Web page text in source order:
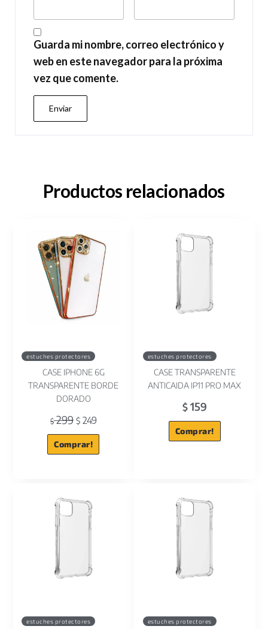
Guarda mi nombre, correo electrónico y
web en este navegador para la próxima
vez que comente.
Productos relacionados
estuches protectores
CASE IPHONE 6G
TRANSPARENTE BORDE
DORADO
$299 $249
Comprar!
estuches protectores
CASE TRANSPARENTE
ANTICAIDA IP11 PRO MAX
$159
Comprar!
estuches protectores estuches protectores